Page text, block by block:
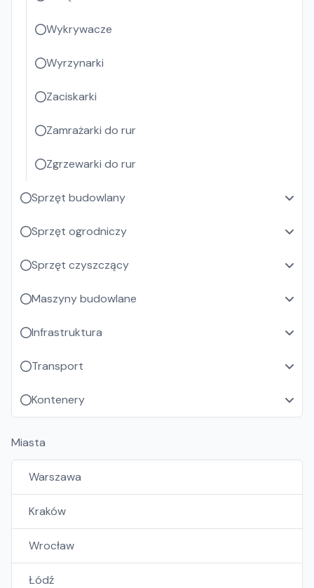
Wykrywacze
Wyrzynarki
Zaciskarki
Zamrażarki do rur
Zgrzewarki do rur
Sprzęt budowlany
Sprzęt ogrodniczy
Sprzęt czyszczący
Maszyny budowlane
Infrastruktura
Transport
Kontenery
Miasta
Warszawa
Kraków
Wrocław
Łódź